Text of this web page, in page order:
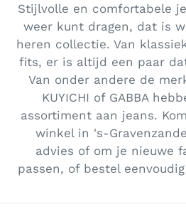
Stijlvolle en comfortabele
weer kunt dragen, dat is
heren collectie. Van
fits, er is altijd een paar
Van onder andere de
KUYICHI of GABBA
assortiment aan jeans.
winkel in 's-
advies of om je nieuwe
passen, of bestel